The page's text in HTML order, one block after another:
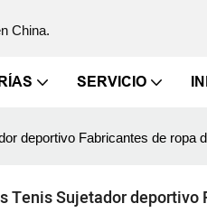
China.
SERVICIO
deportivo Fabricantes de ropa
Tenis Sujetador